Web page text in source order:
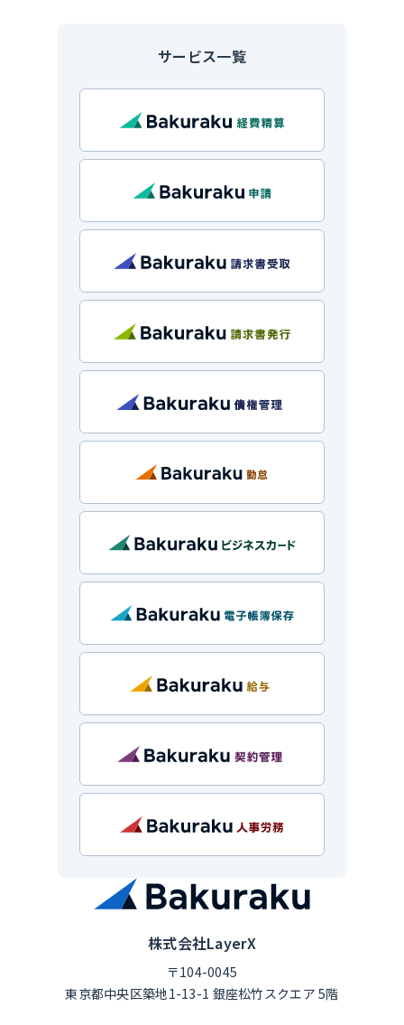
株式会社LayerX
〒104-0045
東京都中央区築地1-13-1 銀座松竹スクエア 5階
サービス一覧